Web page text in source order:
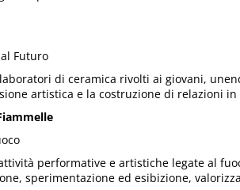
Futuro
di ceramica rivolti ai giovani,
artistica e la costruzione di relazioni
performative e artistiche legate al
sperimentazione ed esibizione,